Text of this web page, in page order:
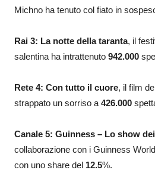
Michno ha tenuto col fiato in
Rai 3: La notte della taranta, il
salentina ha intrattenuto 942.000
Rete 4: Con tutto il cuore, il film
strappato un sorriso a 426.000
Canale 5: Guinness – Lo show
collaborazione con i Guinness
con uno share del 12.5%.